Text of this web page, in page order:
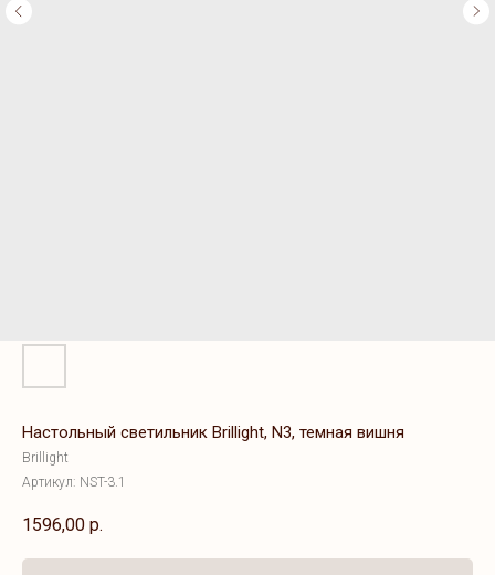
Настольный светильник Brillight, N3, темная вишня
Brillight
Артикул: NST-3.1
1596,00 р.